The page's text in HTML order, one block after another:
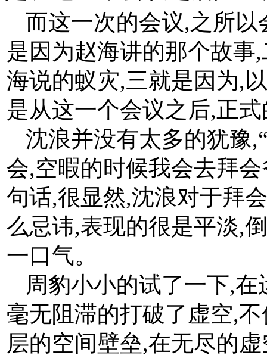
而这一次的会议,之所
是因为赵海讲的那个故事
海说的蚁灾,三就是因为,
是从这一个会议之后,正
沈浪并没有太多的犹豫
会,空暇的时候我会去拜
句话,很显然,沈浪对于拜
么忌讳,表现的很是平淡,
一口气。
周豹小小的试了一下,
毫无阻滞的打破了虚空,
层的空间壁垒,在无尽的